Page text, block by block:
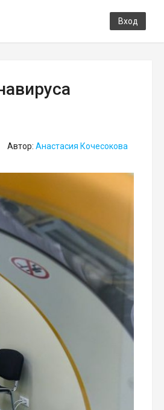
Вход
Автор: Анастасия Кочесокова